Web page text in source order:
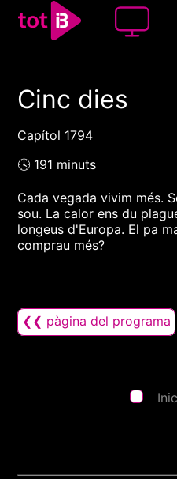
00:00 00:00
Cinc dies
Capítol 1794
🕓 191 minuts
Cada vegada vivim més.
sou. La calor ens du
longeus d'Europa. El pa
comprau més?
❮❮ pàgina del programa